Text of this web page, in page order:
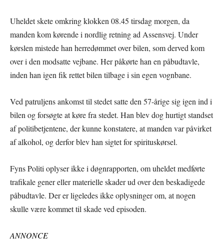
Uheldet skete omkring klokken 08.45 tirsdag morgen, da
manden kom kørende i nordlig retning ad Assensvej. Under
kørslen mistede han herredømmet over bilen, som derved kom
over i den modsatte vejbane. Her påkørte han en påbudtavle,
inden han igen fik rettet bilen tilbage i sin egen vognbane.
Ved patruljens ankomst til stedet satte den 57-årige sig igen ind i
bilen og forsøgte at køre fra stedet. Han blev dog hurtigt standset
af politibetjentene, der kunne konstatere, at manden var påvirket
af alkohol, og derfor blev han sigtet for spirituskørsel.
Fyns Politi oplyser ikke i døgnrapporten, om uheldet medførte
trafikale gener eller materielle skader ud over den beskadigede
påbudtavle. Der er ligeledes ikke oplysninger om, at nogen
skulle være kommet til skade ved episoden.
ANNONCE